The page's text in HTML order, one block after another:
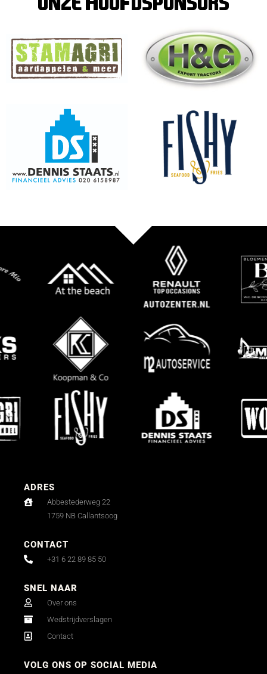
ADRES
Abbestederweg 22
1759 NB Callantsoog
CONTACT
+31 6 22 89 85 50
SNEL NAAR
Over ons
Wedstrijdverslagen
Contact
VOLG ONS OP SOCIAL MEDIA